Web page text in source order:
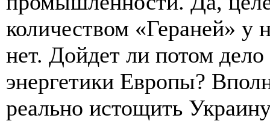
количеством «Гераней» у
нет. Дойдет ли потом
энергетики Европы?
реально истощить